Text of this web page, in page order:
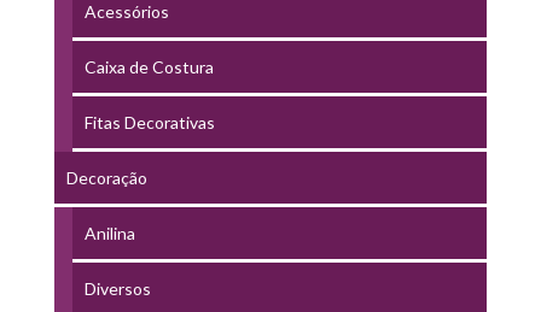
Acessórios
Caixa de Costura
Fitas Decorativas
Decoração
Anilina
Diversos